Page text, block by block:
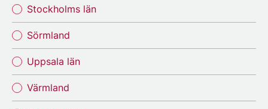
Stockholms län
Sörmland
Uppsala län
Värmland